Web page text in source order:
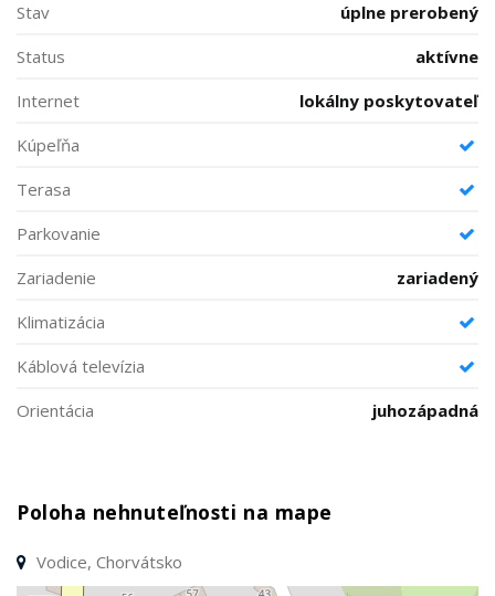
Stav
úplne prerobený
Status
aktívne
Internet
lokálny poskytovateľ
Kúpeľňa
Terasa
Parkovanie
Zariadenie
zariadený
Klimatizácia
Káblová televízia
Orientácia
juhozápadná
Poloha nehnuteľnosti na mape
Vodice, Chorvátsko